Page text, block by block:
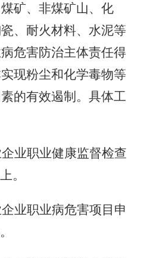
矿、非煤矿山、化
、耐火材料、水泥等
危害防治主体责任得
现粉尘和化学毒物等
的有效遏制。具体工
业职业健康监督检查
。
业职业病危害项目申